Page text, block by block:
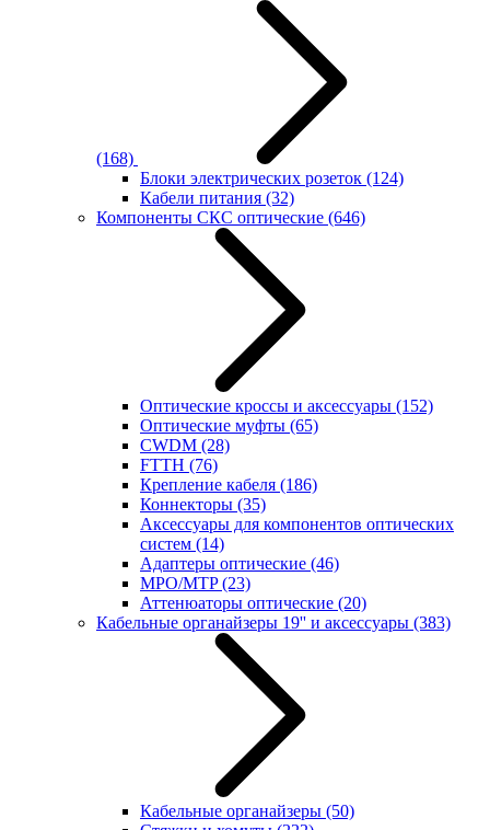
(168)
Блоки электрических розеток (124)
Кабели питания (32)
Компоненты СКС оптические (646)
Оптические кроссы и аксессуары (152)
Оптические муфты (65)
CWDM (28)
FTTH (76)
Крепление кабеля (186)
Коннекторы (35)
Аксессуары для компонентов оптических
систем (14)
Адаптеры оптические (46)
MPO/MTP(23)
Аттенюаторы оптические (20)
Кабельные органайзеры 19'' и аксессуары (383)
Кабельные органайзеры (50)